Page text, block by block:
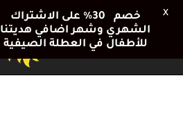
خصم 30٪ على الاشتراك
الشهري وشهر اضافي هديتنا
للأطفال في العطلة الصيفية
X